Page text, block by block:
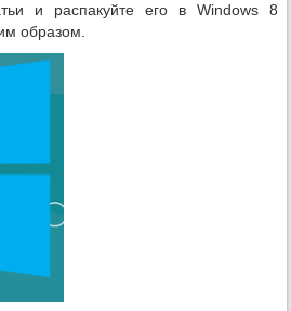
и распакуйте его в Windows 8
образом.